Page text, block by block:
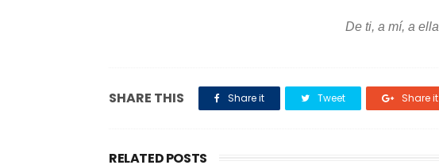
De ti, a mí, a ella
SHARE THIS Share it Tweet Share it
RELATED POSTS